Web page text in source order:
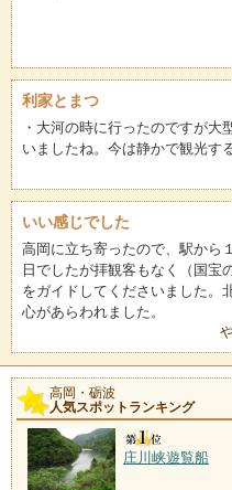
利家とまつ
・大河の時に行ったのですが大
いましたね。今は静かで観光す
いい感じでした
高岡に立ち寄ったので、駅から
日でしたが拝観客もなく（国宝
をガイドしてくださいました。
心があらわれました。
高岡・砺波
人気スポットランキング
庄川峡遊覧船